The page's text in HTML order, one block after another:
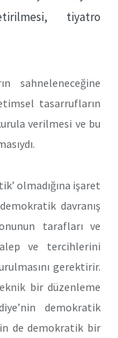
tiyatro
sahneleneceğine
tasarrufların
verilmesi ve bu
olmadığına işaret
davranış
tarafları ve
ve tercihlerini
gerektirir.
bir düzenleme
demokratik
de demokratik bir